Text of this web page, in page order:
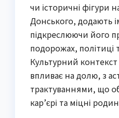
чи історичні фігури
Донського, додають
підкреслюючи його
подорожах, політиці
Культурний контекст
впливає на долю, з
трактуваннями, що
кар’єрі та міцні